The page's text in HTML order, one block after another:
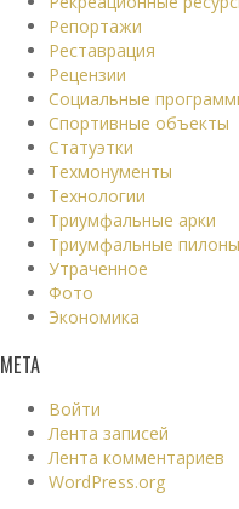
Репортажи
Реставрация
Рецензии
Социальные
Спортивные объекты
Статуэтки
Техмонументы
Технологии
Триумфальные арки
Триумфальные пилоны
Утраченное
Фото
Экономика
МЕТА
Войти
Лента записей
Лента комментариев
WordPress.org